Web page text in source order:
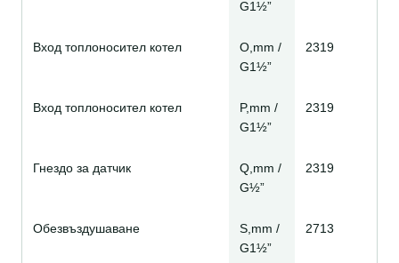
G1½”
Вход топлоносител котел
O,mm /
G1½”
2319
Вход топлоносител котел
P,mm /
G1½”
2319
Гнездо за датчик
Q,mm /
G½”
2319
Обезвъздушаване
S,mm /
G1½”
2713